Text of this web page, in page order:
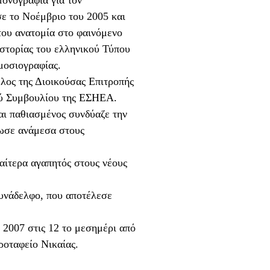
το Νοέμβριο του 2005 και
ανατομία στο φαινόμενο
του ελληνικού Τύπου
της Διοικούσας Επιτροπής
Συμβουλίου της ΕΣΗΕΑ.
παθιασμένος συνδύαζε την
ανάμεσα στους
αγαπητός στους νέους
που αποτέλεσε
στις 12 το μεσημέρι από
Νικαίας.